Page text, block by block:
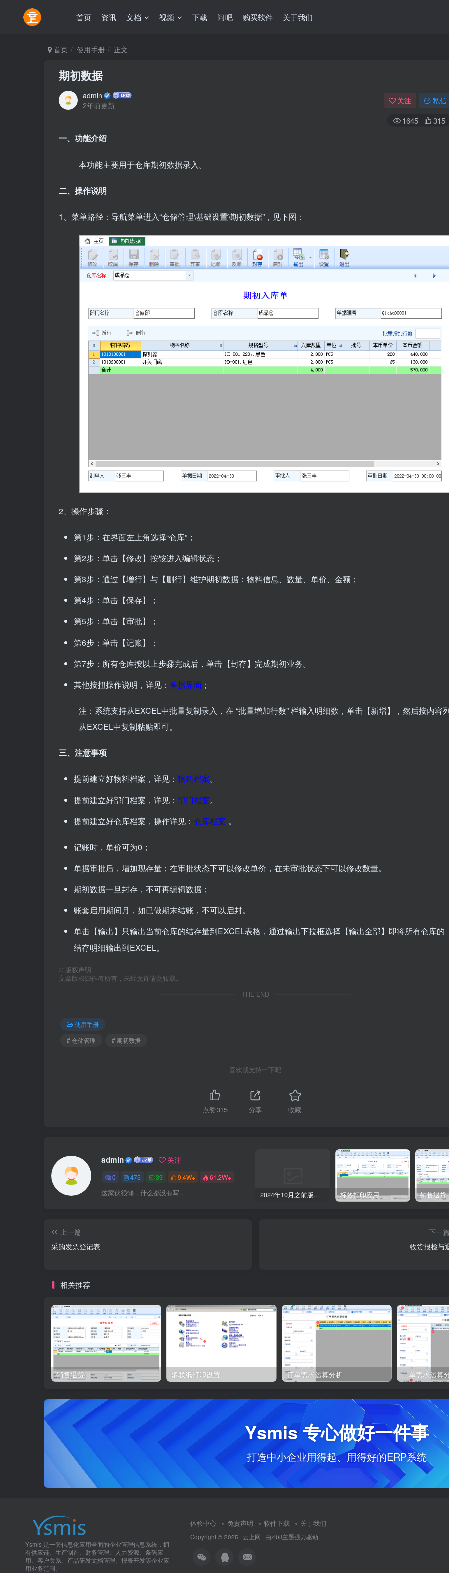
首页 资讯 文档 视频 下载 问吧 购买软件 关于我们
首页 使用手册 正文
期初数据
admin
2年前更新
关注 私信
1645 315
一、功能介绍
本功能主要用于仓库期初数据录入。
二、操作说明
1、菜单路径：导航菜单进入“仓储管理\基础设置\期初数据”，见下图：
2、操作步骤：
第1步：在界面左上角选择“仓库”；
第2步：单击【修改】按铵进入编辑状态；
第3步：通过【增行】与【删行】维护期初数据：物料信息、数量、单价、金额；
第4步：单击【保存】；
第5步：单击【审批】；
第6步：单击【记账】；
第7步：所有仓库按以上步骤完成后，单击【封存】完成期初业务。
其他按扭操作说明，详见： 单据界面 ；
注：系统支持从EXCEL中批量复制录入，在 “批量增加行数” 栏输入明细数，单击【新增】，然后按内容
从EXCEL中复制粘贴即可。
三、注意事项
提前建立好物料档案，详见： 物料档案。
提前建立好部门档案，详见： 部门档案。
提前建立好仓库档案，操作详见： 仓库档案 。
记账时，单价可为0；
单据审批后，增加现存量；在审批状态下可以修改单价，在未审批状态下可以修改数量。
期初数据一旦封存，不可再编辑数据；
账套启用期间月，如已做期末结账，不可以启封。
单击【输出】只输出当前仓库的结存量到EXCEL表格，通过输出下拉框选择【输出全部】即将所有仓库的
结存明细输出到EXCEL。
© 版权声明
文章版权归作者所有，未经允许请勿转载。
THE END
使用手册
# 仓储管理
# 期初数据
喜欢就支持一下吧
点赞315 分享 收藏
admin 关注
0 475 39 9.4W+ 61.2W+
这家伙很懒，什么都没有写... 2024年10月之前版本升级记录 标签打印应用 销售退货
上一篇
采购发票登记表
下一
收货报检与
相关推荐
销售退货 多联纸打印设置 订单需求运算分析 工单需求运算
Ysmis 专心做好一件事
打造中小企业用得起、用得好的ERP系统
Ysmis 是一套信息化应用全面的企业管理信息系统，拥
有供应链、生产制造、财务管理、人力资源、条码应
用、客户关系、产品研发文档管理、报表开发等企业应
用业务范围。
体验中心 免责声明 软件下载 关于我们
Copyright © 2025 · 云上网 · 由zibll主题强力驱动.